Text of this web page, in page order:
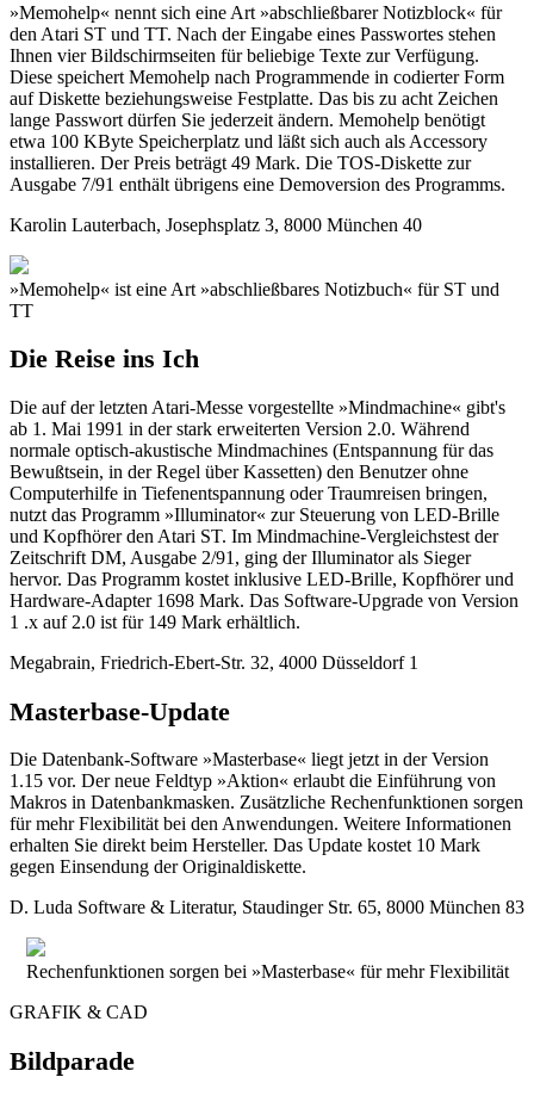
»Memohelp« nennt sich eine Art »abschließbarer Notizblock« für
den Atari ST und TT. Nach der Eingabe eines Passwortes stehen
Ihnen vier Bildschirmseiten für beliebige Texte zur Verfügung.
Diese speichert Memohelp nach Programmende in codierter Form
auf Diskette beziehungsweise Festplatte. Das bis zu acht Zeichen
lange Passwort dürfen Sie jederzeit ändern. Memohelp benötigt
etwa 100 KByte Speicherplatz und läßt sich auch als Accessory
installieren. Der Preis beträgt 49 Mark. Die TOS-Diskette zur
Ausgabe 7/91 enthält übrigens eine Demoversion des Programms.
Karolin Lauterbach, Josephsplatz 3, 8000 München 40
»Memohelp« ist eine Art »abschließbares Notizbuch« für ST und
TT
Die Reise ins Ich
Die auf der letzten Atari-Messe vorgestellte »Mindmachine« gibt's
ab 1. Mai 1991 in der stark erweiterten Version 2.0. Während
normale optisch-akustische Mindmachines (Entspannung für das
Bewußtsein, in der Regel über Kassetten) den Benutzer ohne
Computerhilfe in Tiefenentspannung oder Traumreisen bringen,
nutzt das Programm »Illuminator« zur Steuerung von LED-Brille
und Kopfhörer den Atari ST. Im Mindmachine-Vergleichstest der
Zeitschrift DM, Ausgabe 2/91, ging der Illuminator als Sieger
hervor. Das Programm kostet inklusive LED-Brille, Kopfhörer und
Hardware-Adapter 1698 Mark. Das Software-Upgrade von Version
1 .x auf 2.0 ist für 149 Mark erhältlich.
Megabrain, Friedrich-Ebert-Str. 32, 4000 Düsseldorf 1
Masterbase-Update
Die Datenbank-Software »Masterbase« liegt jetzt in der Version
1.15 vor. Der neue Feldtyp »Aktion« erlaubt die Einführung von
Makros in Datenbankmasken. Zusätzliche Rechenfunktionen sorgen
für mehr Flexibilität bei den Anwendungen. Weitere Informationen
erhalten Sie direkt beim Hersteller. Das Update kostet 10 Mark
gegen Einsendung der Originaldiskette.
D. Luda Software & Literatur, Staudinger Str. 65, 8000 München 83
Rechenfunktionen sorgen bei »Masterbase« für mehr Flexibilität
GRAFIK & CAD
Bildparade